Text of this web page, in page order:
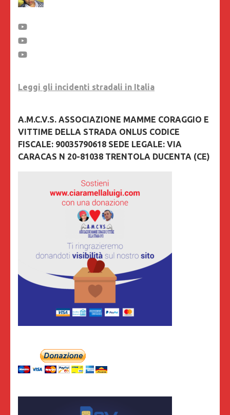
Leggi gli incidenti stradali in Italia
A.M.C.V.S. ASSOCIAZIONE MAMME CORAGGIO E
VITTIME DELLA STRADA ONLUS CODICE
FISCALE: 90035790618 SEDE LEGALE: VIA
CARACAS N 20-81038 TRENTOLA DUCENTA (CE)